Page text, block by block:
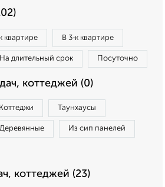
квартире В 3‑к квартире
На длительный срок Посуточно
коттеджей (0)
Коттеджи Таунхаусы
Деревянные Из сип панелей
коттеджей (23)